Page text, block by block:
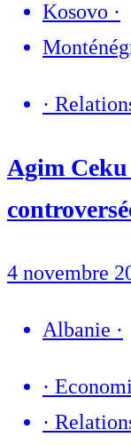
Kosovo ·
·
Agim
4 novembre
Albanie ·
·
·